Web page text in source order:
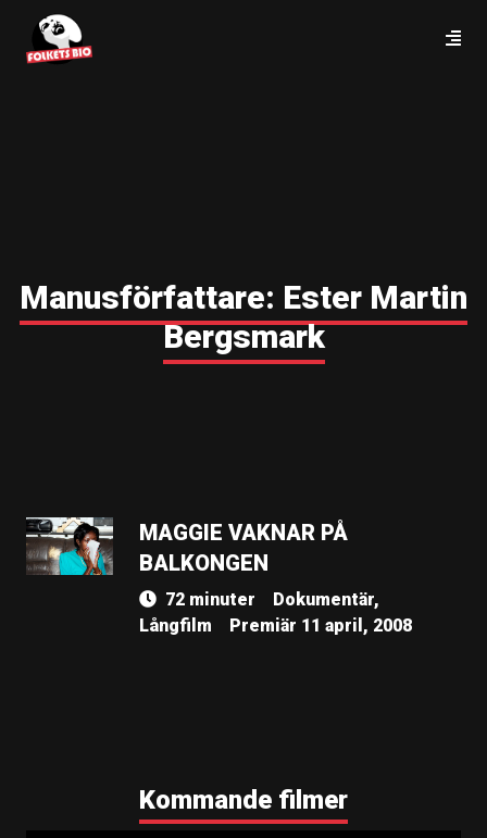
Manusförfattare: Ester Martin
Bergsmark
MAGGIE VAKNAR PÅ
BALKONGEN
72 minuter
Dokumentär,
Långfilm
Premiär 11 april, 2008
Kommande filmer